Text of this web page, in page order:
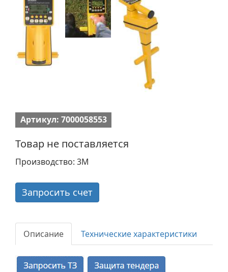
Артикул: 7000058553
Товар не поставляется
Производство: 3M
Запросить счет
Описание Технические характеристики